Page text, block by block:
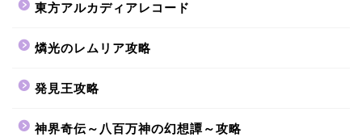
東方アルカディアレコード
燐光のレムリア攻略
発見王攻略
神界奇伝～八百万神の幻想譚～攻略